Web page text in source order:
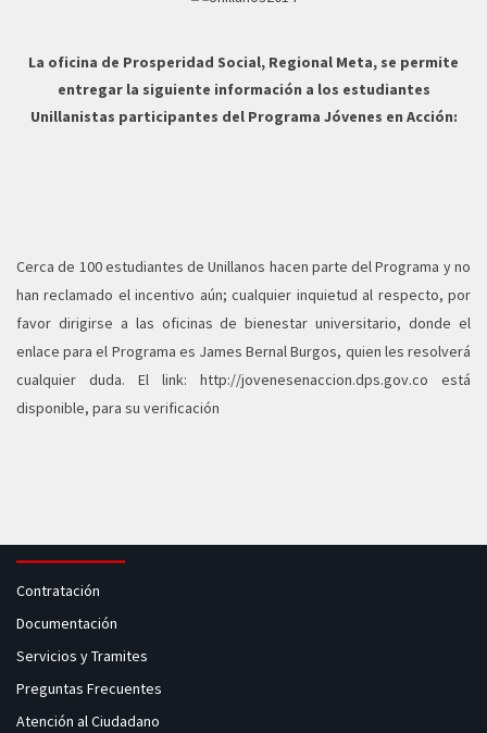
La oficina de Prosperidad Social, Regional Meta, se permite
entregar la siguiente información a los estudiantes
Unillanistas participantes del Programa Jóvenes en Acción:
Cerca de 100 estudiantes de Unillanos hacen parte del Programa y no
han reclamado el incentivo aún; cualquier inquietud al respecto, por
favor dirigirse a las oficinas de bienestar universitario, donde el
enlace para el Programa es James Bernal Burgos, quien les resolverá
cualquier duda. El link: http://jovenesenaccion.dps.gov.co está
disponible, para su verificación
Contratación
Documentación
Servicios y Tramites
Preguntas Frecuentes
Atención al Ciudadano